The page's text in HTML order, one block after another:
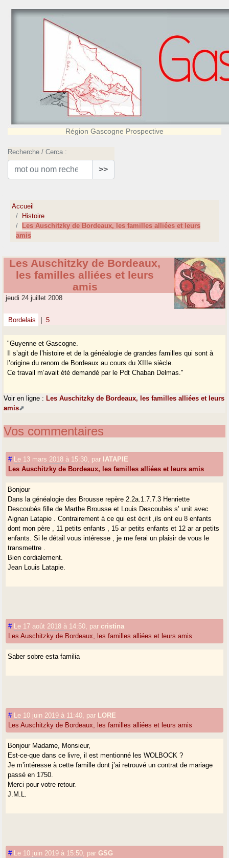
Région Gascogne Prospective
Recherche / Cerca :
>>
Accueil
Histoire
Les Auschitzky de Bordeaux, les familles alliées et leurs
amis
Les Auschitzky de Bordeaux,
les familles alliées et leurs
amis
jeudi 24 juillet 2008
Bordelais 5
"Guyenne et Gascogne.
Il s’agit de l’histoire et de la généalogie de grandes familles qui sont à
l’origine du renom de Bordeaux au cours du XIIIe siècle.
Ce travail m’avait été demandé par le Pdt Chaban Delmas."
Voir en ligne : Les Auschitzky de Bordeaux, les familles alliées et leurs
amis
Vos commentaires
# Le 13 mars 2018 à 15:30 par lATAPIE
Les Auschitzky de Bordeaux, les familles alliées et leurs amis
Bonjour
Dans la généalogie des Brousse repère 2.2a.1.7.7.3 Henriette
Descoubès fille de Marthe Brousse et Louis Descoubès s’ unit avec
Aignan Latapie . Contrairement à ce qui est écrit ,ils ont eu 8 enfants
dont mon père , 11 petits enfants , 15 ar petits enfants et 12 ar ar petits
enfants. Si le détail vous intéresse , je me ferai un plaisir de vous le
transmettre .
Bien cordialement.
Jean Louis Latapie.
# Le 17 août 2018 à 14:50 parcristina
Les Auschitzky de Bordeaux, les familles alliées et leurs amis
Saber sobre esta familia
# Le 10 juin 2019 à 11:40 par LORE
Les Auschitzky de Bordeaux, les familles alliées et leurs amis
Bonjour Madame, Monsieur,
Est-ce-que dans ce livre, il est mentionné les WOLBOCK ?
Je m’intéresse à cette famille dont j’ai retrouvé un contrat de mariage
passé en 1750.
Merci pour votre retour.
J.M.L.
# Le 10 juin 2019 à 15:50 parGSG